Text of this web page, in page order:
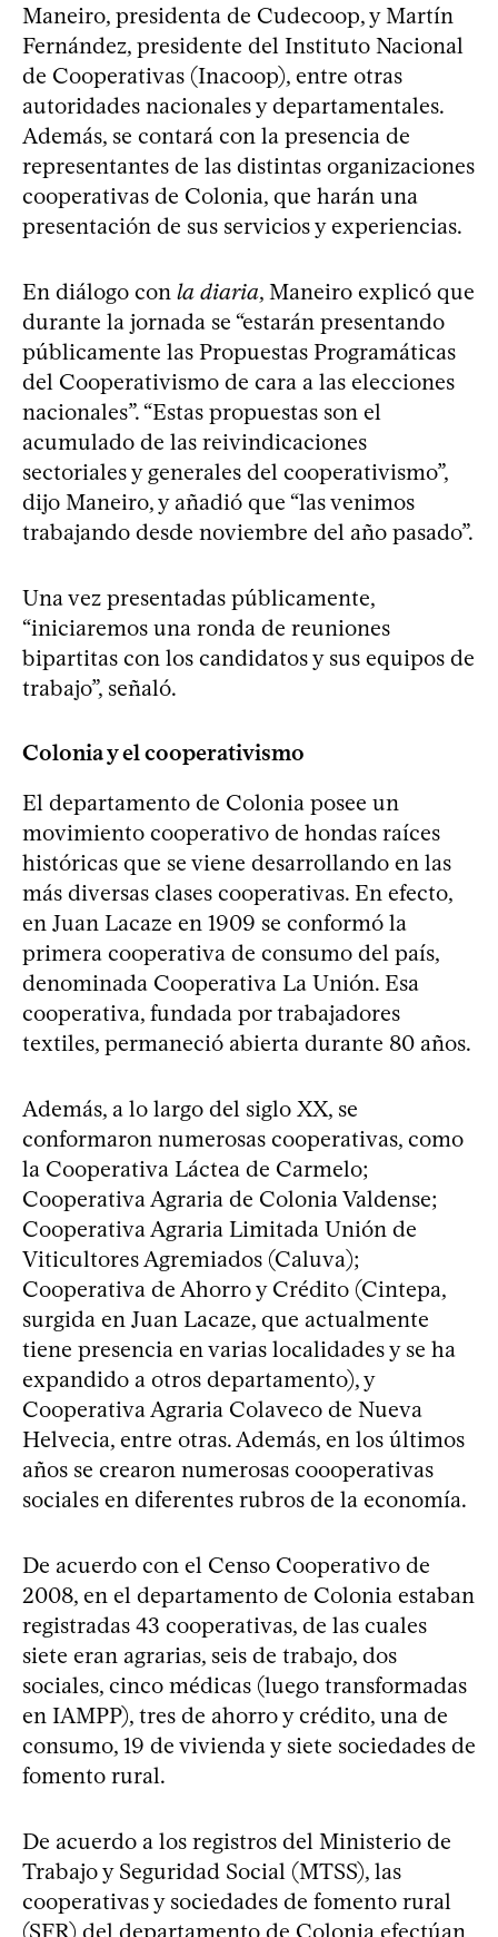
Maneiro, presidenta de Cudecoop, y Martín
Fernández, presidente del Instituto Nacional
de Cooperativas (Inacoop), entre otras
autoridades nacionales y departamentales.
Además, se contará con la presencia de
representantes de las distintas organizaciones
cooperativas de Colonia, que harán una
presentación de sus servicios y experiencias.
En diálogo con la diaria, Maneiro explicó que
durante la jornada se “estarán presentando
públicamente las Propuestas Programáticas
del Cooperativismo de cara a las elecciones
nacionales”. “Estas propuestas son el
acumulado de las reivindicaciones
sectoriales y generales del cooperativismo”,
dijo Maneiro, y añadió que “las venimos
trabajando desde noviembre del año pasado”.
Una vez presentadas públicamente,
“iniciaremos una ronda de reuniones
bipartitas con los candidatos y sus equipos de
trabajo”, señaló.
Colonia y el cooperativismo
El departamento de Colonia posee un
movimiento cooperativo de hondas raíces
históricas que se viene desarrollando en las
más diversas clases cooperativas. En efecto,
en Juan Lacaze en 1909 se conformó la
primera cooperativa de consumo del país,
denominada Cooperativa La Unión. Esa
cooperativa, fundada por trabajadores
textiles, permaneció abierta durante 80 años.
Además, a lo largo del siglo XX, se
conformaron numerosas cooperativas, como
la Cooperativa Láctea de Carmelo;
Cooperativa Agraria de Colonia Valdense;
Cooperativa Agraria Limitada Unión de
Viticultores Agremiados (Caluva);
Cooperativa de Ahorro y Crédito (Cintepa,
surgida en Juan Lacaze, que actualmente
tiene presencia en varias localidades y se ha
expandido a otros departamento), y
Cooperativa Agraria Colaveco de Nueva
Helvecia, entre otras. Además, en los últimos
años se crearon numerosas coooperativas
sociales en diferentes rubros de la economía.
De acuerdo con el Censo Cooperativo de
2008, en el departamento de Colonia estaban
registradas 43 cooperativas, de las cuales
siete eran agrarias, seis de trabajo, dos
sociales, cinco médicas (luego transformadas
en IAMPP), tres de ahorro y crédito, una de
consumo, 19 de vivienda y siete sociedades de
fomento rural.
De acuerdo a los registros del Ministerio de
Trabajo y Seguridad Social (MTSS), las
cooperativas y sociedades de fomento rural
(SFR) del departamento de Colonia efectúan